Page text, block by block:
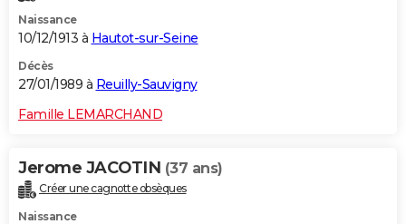
Naissance
10/12/1913 à Hautot-sur-Seine
Décès
27/01/1989 à Reuilly-Sauvigny
Famille LEMARCHAND
Jerome JACOTIN (37 ans)
Créer une cagnotte obsèques
Naissance